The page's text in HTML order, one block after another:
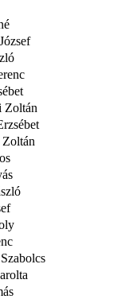
Zoltán
Zoltán